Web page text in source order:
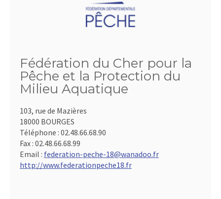
Fédération du Cher pour la
Pêche et la Protection du
Milieu Aquatique
103, rue de Mazières
18000 BOURGES
Téléphone : 02.48.66.68.90
Fax : 02.48.66.68.99
Email : federation-peche-18@wanadoo.fr
http://www.federationpeche18.fr